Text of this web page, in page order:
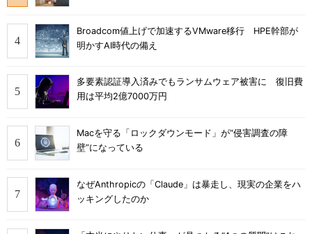
Broadcom値上げで加速するVMware移行 HPE幹部が
明かすAI時代の備え
多要素認証導入済みでもランサムウェア被害に 復旧費
用は平均2億7000万円
Macを守る「ロックダウンモード」が“侵害調査の障
壁”になっている
なぜAnthropicの「Claude」は暴走し、現実の企業をハ
ッキングしたのか